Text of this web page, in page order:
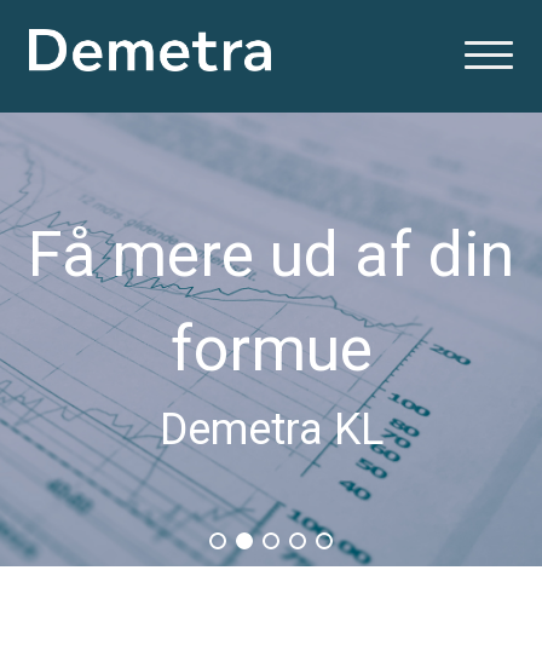
Få mere ud af din
formue
Demetra KL